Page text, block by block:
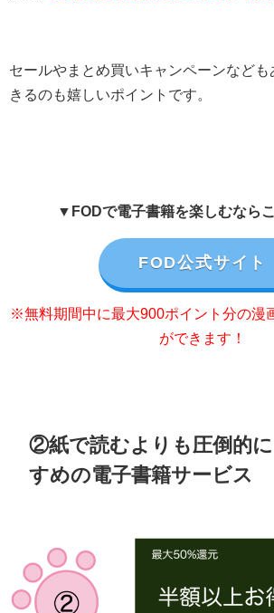
セールやまとめ買いキャンペーンなど
きるのも嬉しいポイントです。
▼FODで電子書籍を楽しむなら
FOD公式サイト
※無料期間中に最大900ポイント分の漫
ができます！
②紙で読むよりも圧倒的
すめの電子書籍サービス